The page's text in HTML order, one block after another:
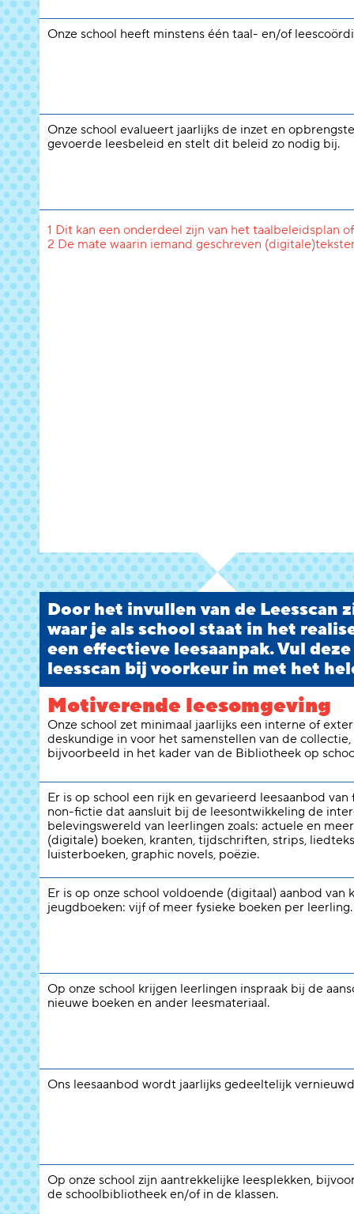
Onze school heeft minstens één taal- en/of
Onze school evalueert jaarlijks de inzet en
gevoerde leesbeleid en stelt dit beleid zo nodig bij.
1 Dit kan een onderdeel zijn van het taalbeleidsplan
2 De mate waarin iemand geschreven
Door het invullen van de Leesscan
waar je als school staat in het
een effectieve leesaanpak. Vul deze
leesscan bij voorkeur in met het
Motiverende leesomgeving
Onze school zet minimaal jaarlijks een interne of
deskundige in voor het samenstellen van de collectie,
bijvoorbeeld in het kader van de Bibliotheek op
Er is op school een rijk en gevarieerd leesaanbod van
non-fictie dat aansluit bij de leesontwikkeling de
belevingswereld van leerlingen zoals: actuele en
(digitale) boeken, kranten, tijdschriften, strips,
luisterboeken, graphic novels, poëzie.
Er is op onze school voldoende (digitaal) aanbod van
jeugdboeken: vijf of meer fysieke boeken per leerling.
Op onze school krijgen leerlingen inspraak bij de
nieuwe boeken en ander leesmateriaal.
Ons leesaanbod wordt jaarlijks gedeeltelijk
Op onze school zijn aantrekkelijke leesplekken,
de schoolbibliotheek en/of in de klassen.